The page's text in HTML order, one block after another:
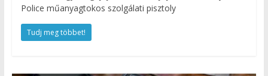
Police műanyagtokos szolgálati pisztoly
Tudj meg többet!